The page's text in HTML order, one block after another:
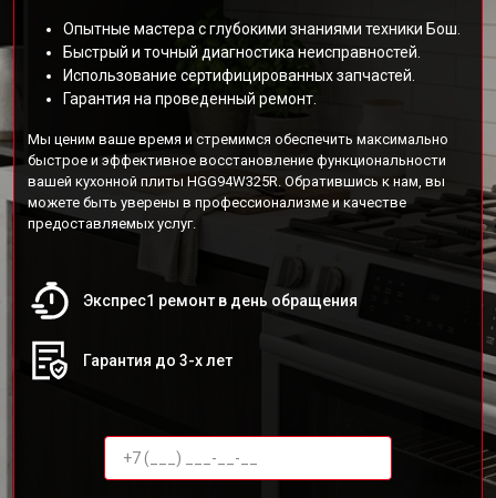
Опытные мастера с глубокими знаниями техники Бош.
Быстрый и точный диагностика неисправностей.
Использование сертифицированных запчастей.
Гарантия на проведенный ремонт.
Мы ценим ваше время и стремимся обеспечить максимально
быстрое и эффективное восстановление функциональности
вашей кухонной плиты HGG94W325R. Обратившись к нам, вы
можете быть уверены в профессионализме и качестве
предоставляемых услуг.
Экспрес1 ремонт в день обращения
Гарантия до 3-х лет